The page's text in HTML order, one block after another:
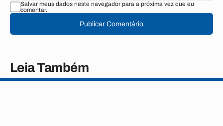
Salvar meus dados neste navegador para a próxima vez que eu
comentar.
Publicar Comentário
Leia Também